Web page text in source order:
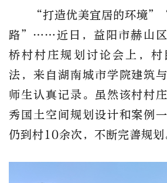
“打造优美宜居的环境
路”……近日，益阳市赫山区
桥村村庄规划讨论会上，
法，来自湖南城市学院建筑
师生认真记录。虽然该村村
秀国土空间规划设计和案例
仍到村10余次，不断完善规划